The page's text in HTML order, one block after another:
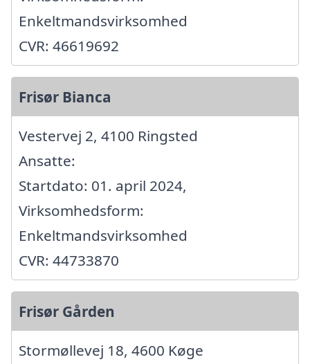
Enkeltmandsvirksomhed
CVR: 46619692
Frisør Bianca
Vestervej 2, 4100 Ringsted
Ansatte:
Startdato: 01. april 2024,
Virksomhedsform:
Enkeltmandsvirksomhed
CVR: 44733870
Frisør Gården
Stormøllevej 18, 4600 Køge